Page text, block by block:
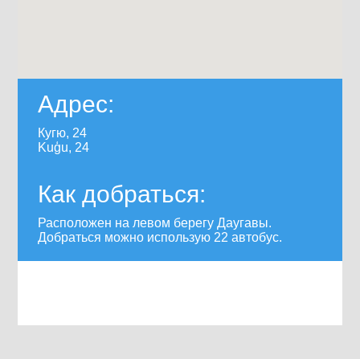
Адрес:
Кугю, 24
Kuģu, 24
Как добраться:
Расположен на левом берегу Даугавы.
Добраться можно использую 22 автобус.